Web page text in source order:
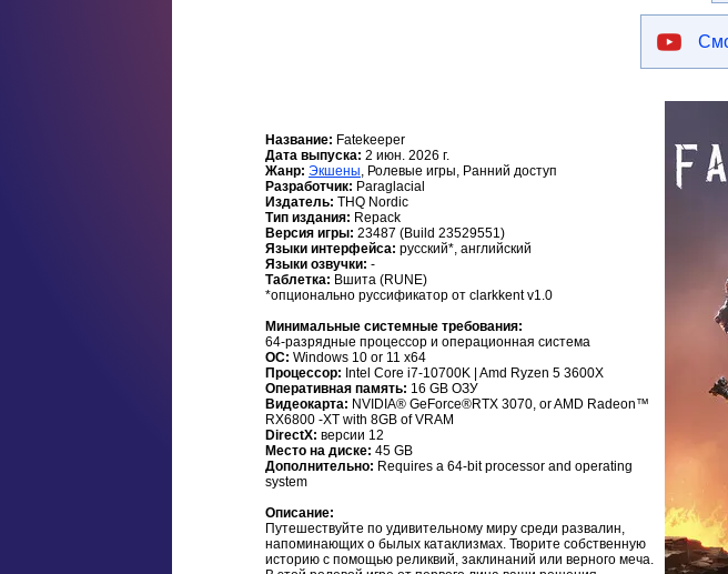
Название: Fatekeeper
Дата выпуска: 2 июн. 2026 г.
Жанр: Экшены, Ролевые игры, Ранний доступ
Разработчик: Paraglacial
Издатель: THQ Nordic
Тип издания: Repack
Версия игры: 23487 (Build 23529551)
Языки интерфейса: русский*, английский
Языки озвучки: -
Таблетка: Вшита (RUNE)
*опционально руссификатор от clarkkent v1.0
Минимальные системные требования:
64-разрядные процессор и операционная система
ОС: Windows 10 or 11 x64
Процессор: Intel Core i7-10700K | Amd Ryzen 5 3600X
Оперативная память: 16 GB ОЗУ
Видеокарта: NVIDIA® GeForce®RTX 3070, or AMD Radeon™
RX6800 -XT with 8GB of VRAM
DirectX: версии 12
Место на диске: 45 GB
Дополнительно: Requires a 64-bit processor and operating
system
Описание:
Путешествуйте по удивительному миру среди развалин,
напоминающих о былых катаклизмах. Творите собственную
историю с помощью реликвий, заклинаний или верного меча.